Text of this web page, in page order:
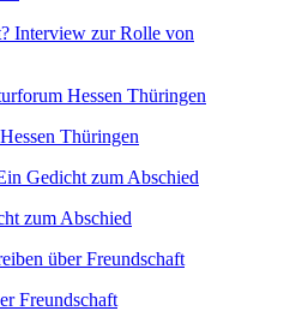
Interview zur Rolle von
Thüringen
zum Abschied
Freundschaft